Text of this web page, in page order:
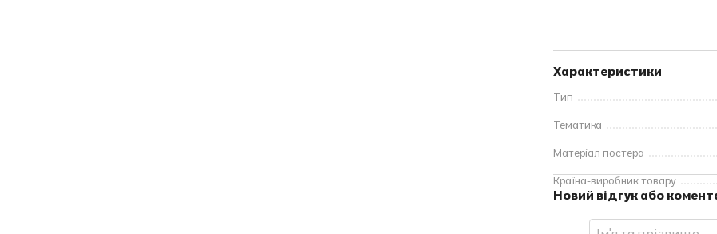
Характеристики
Тип
Тематика
Матеріал постера
Країна-виробник товару
Новий відгук або